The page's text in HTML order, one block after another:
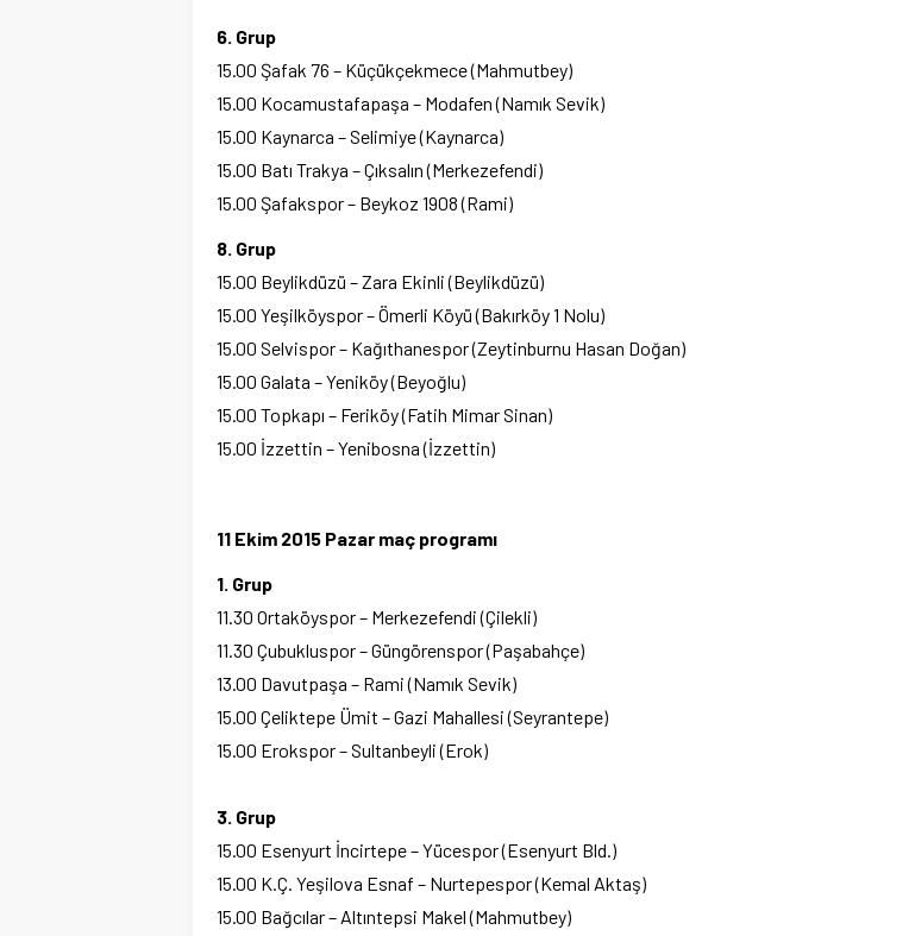
6. Grup
15.00 Şafak 76 – Küçükçekmece (Mahmutbey)
15.00 Kocamustafapaşa – Modafen (Namık Sevik)
15.00 Kaynarca – Selimiye (Kaynarca)
15.00 Batı Trakya – Çıksalın (Merkezefendi)
15.00 Şafakspor – Beykoz 1908 (Rami)
8. Grup
15.00 Beylikdüzü – Zara Ekinli (Beylikdüzü)
15.00 Yeşilköyspor – Ömerli Köyü (Bakırköy 1 Nolu)
15.00 Selvispor – Kağıthanespor (Zeytinburnu Hasan Doğan)
15.00 Galata – Yeniköy (Beyoğlu)
15.00 Topkapı – Feriköy (Fatih Mimar Sinan)
15.00 İzzettin – Yenibosna (İzzettin)
11 Ekim 2015 Pazar maç programı
1. Grup
11.30 Ortaköyspor – Merkezefendi (Çilekli)
11.30 Çubukluspor – Güngörenspor (Paşabahçe)
13.00 Davutpaşa – Rami (Namık Sevik)
15.00 Çeliktepe Ümit – Gazi Mahallesi (Seyrantepe)
15.00 Erokspor – Sultanbeyli (Erok)
3. Grup
15.00 Esenyurt İncirtepe – Yücespor (Esenyurt Bld.)
15.00 K.Ç. Yeşilova Esnaf – Nurtepespor (Kemal Aktaş)
15.00 Bağcılar – Altıntepsi Makel (Mahmutbey)